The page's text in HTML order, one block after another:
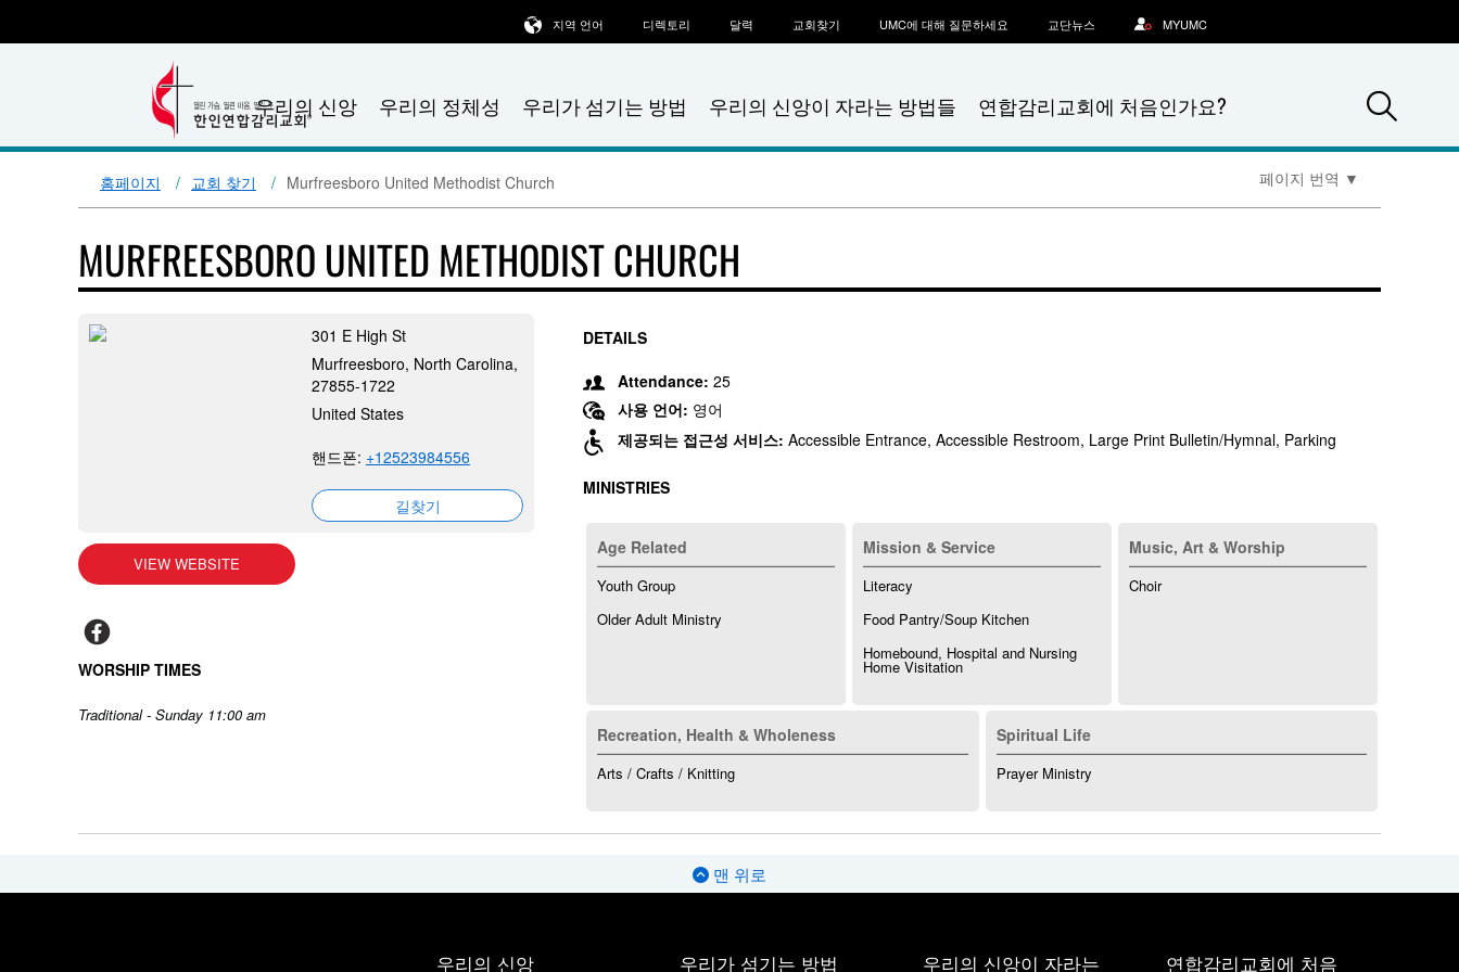
우리의 신앙 우리의 정체성 우리가 섬기는 방법 우리의 신앙이 자라는 방법들 연합감리교회에 처음인가요?
지역 언어 디렉토리 달력 교회찾기 UMC에 대해 질문하세요 교단뉴스 MYUMC
홈페이지 교회 찾기 Murfreesboro United Methodist Church 페이지 번역 ▼
MURFREESBORO UNITED METHODIST CHURCH
301 E High St
Murfreesboro, North Carolina,
27855-1722
United States
핸드폰: +12523984556
길찾기
VIEW WEBSITE
WORSHIP TIMES
Traditional - Sunday 11:00 am
DETAILS
Attendance: 25
사용 언어: 영어
제공되는 접근성 서비스: Accessible Entrance, Accessible Restroom, Large Print Bulletin/Hymnal, Parking
MINISTRIES
Age Related
Youth Group
Older Adult Ministry
Mission & Service
Literacy
Food Pantry/Soup Kitchen
Homebound, Hospital and Nursing
Home Visitation
Music, Art & Worship
Choir
Recreation, Health & Wholeness
Arts / Crafts / Knitting
Spiritual Life
Prayer Ministry
맨 위로
우리의 신앙 우리가 섬기는 방법 우리의 신앙이 자라는 연합감리교회에 처음